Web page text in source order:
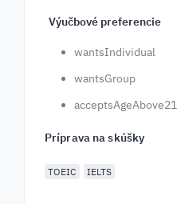
Výučbové preferencie
wantsIndividual
wantsGroup
acceptsAgeAbove21
Príprava na skúšky
TOEIC IELTS